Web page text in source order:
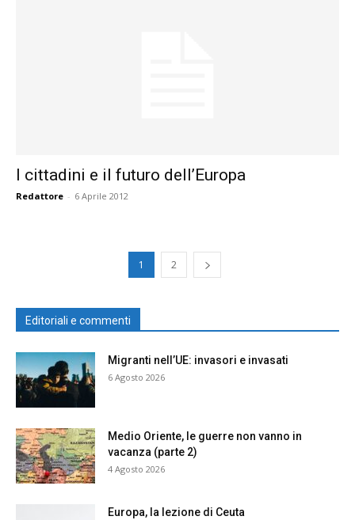
I cittadini e il futuro dell’Europa
Redattore - 6 Aprile 2012
1 2
Editoriali e commenti
Migranti nell’UE: invasori e invasati
6 Agosto 2026
Medio Oriente, le guerre non vanno in
vacanza (parte 2)
4 Agosto 2026
Europa, la lezione di Ceuta